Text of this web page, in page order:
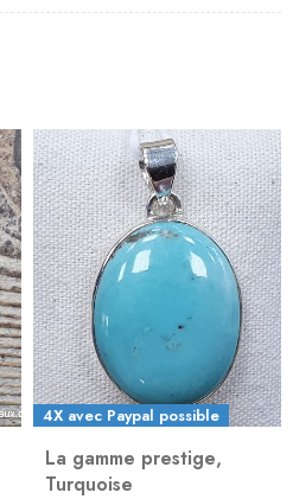
4X avec Paypal possible
La gamme prestige,
Turquoise